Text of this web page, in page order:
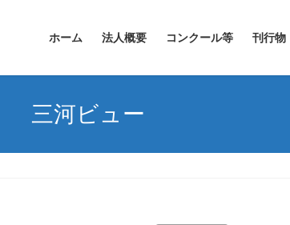
ホーム 法人概要 コンクール等 刊行物
三河ビュー